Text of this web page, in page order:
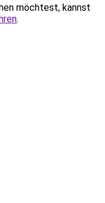
möchtest, kannst
.